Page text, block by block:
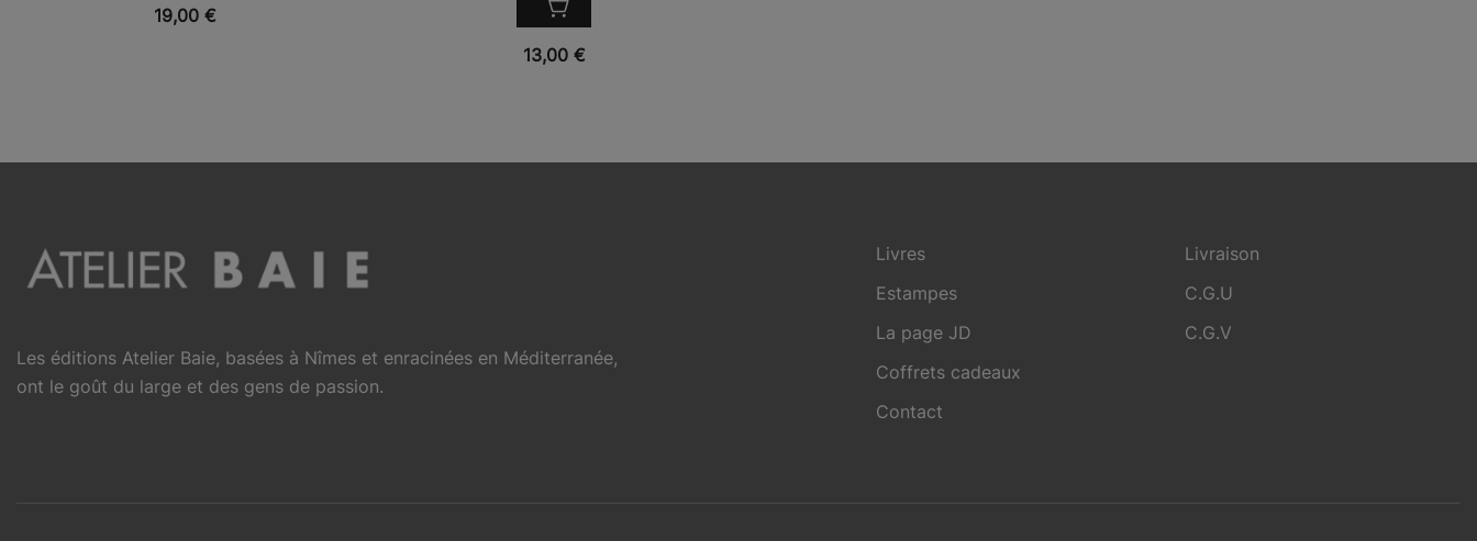
VUE RAPIDE
19,00 €
VUE RAPIDE
13,00 €
Les éditions Atelier Baie, basées à Nîmes et enracinées en Méditerranée,
ont le goût du large et des gens de passion.
Livres
Estampes
La page JD
Coffrets cadeaux
Contact
Livraison
C.G.U
C.G.V